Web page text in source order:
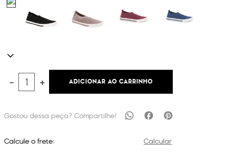
＋
－ ADICIONAR AO CARRINHO
Calcule o frete: Calcular